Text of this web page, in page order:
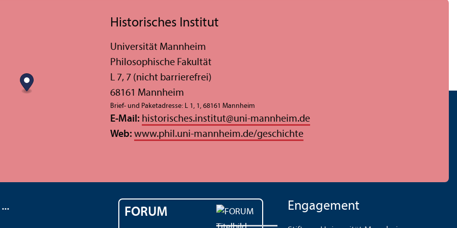
Historisches Institut
Universität Mannheim
Philosophische Fakultät
L 7, 7 (nicht barrierefrei)
68161 Mannheim
Brief- und Paketadresse: L 1, 1, 68161 Mannheim
E-Mail: historisches.institut@uni-mannheim.de
Web: www.phil.uni-mannheim.de/geschichte
FORUM Engagement